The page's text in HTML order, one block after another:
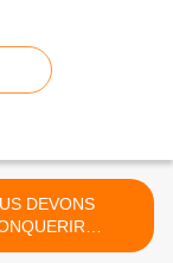
DEVONS
L'IMPOSSIBLE (FIN) >